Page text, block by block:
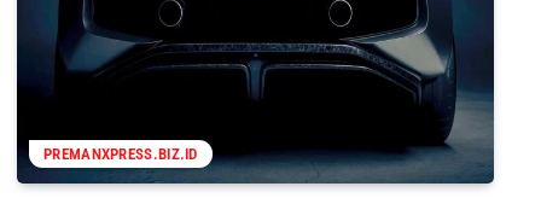
PREMANXPRESS.BIZ.ID